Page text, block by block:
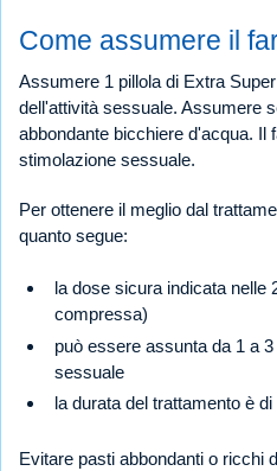
Come assumere il
Assumere 1 pillola di Extra
dell'attività sessuale. Assumere
abbondante bicchiere d'acqua. Il
stimolazione sessuale.
Per ottenere il meglio dal
quanto segue:
la dose sicura indicata nelle
compressa)
può essere assunta da 1 a
sessuale
la durata del trattamento è
Evitare pasti abbondanti o ricchi